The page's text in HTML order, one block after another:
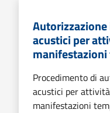
acustici per
Procedimento di
acustici per
manifestazioni